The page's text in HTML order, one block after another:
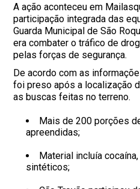
A ação aconteceu em
participação integrada das
Guarda Municipal de São
era combater o tráfico de
pelas forças de segurança.
De acordo com as
foi preso após a localização
as buscas feitas no terreno.
Mais de 200 porções
apreendidas;
Material incluía
sintéticos;